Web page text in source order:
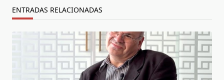
ENTRADAS RELACIONADAS